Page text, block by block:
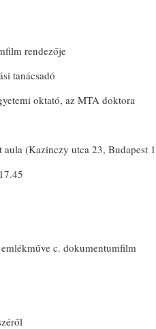
rendezője
tanácsadó
oktató, az MTA doktora
(Kazinczy utca 23, Budapest
c. dokumentumfilm